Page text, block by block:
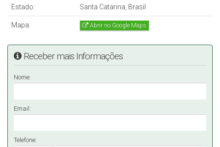
Estado: Santa Catarina, Brasil
Mapa: Abrir no Google Maps
Receber mais Informações
Nome:
Email:
Telefone: